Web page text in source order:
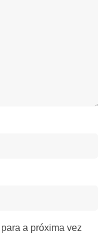
a próxima vez